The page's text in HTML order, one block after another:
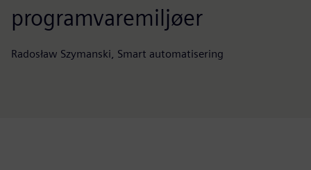
programvaremiljøer
Radosław Szymanski, Smart automatisering